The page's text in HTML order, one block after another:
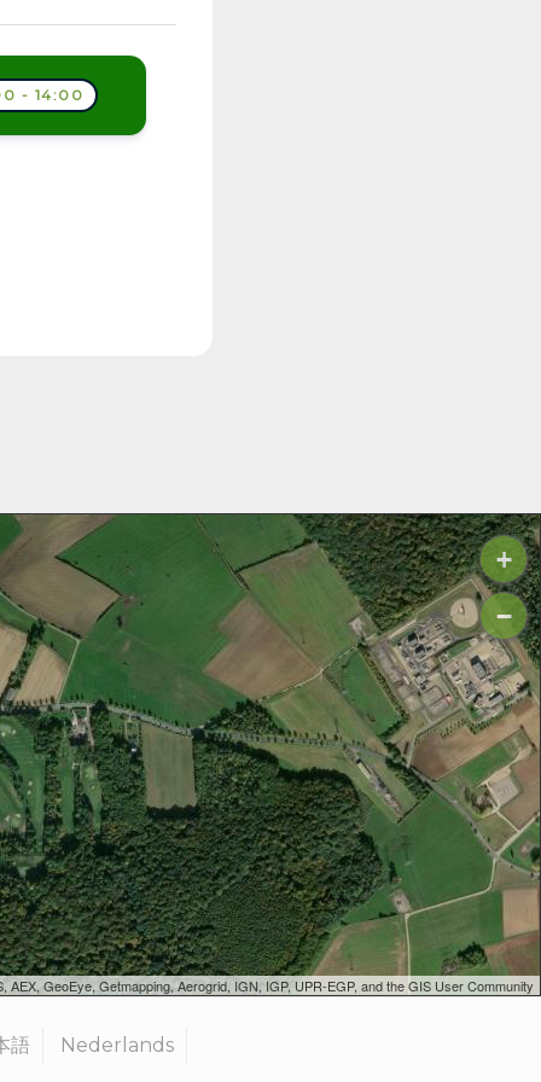
- 14:00
+
−
GeoEye, Getmapping, Aerogrid, IGN, IGP, UPR-EGP, and the GIS User Community
語 Nederlands